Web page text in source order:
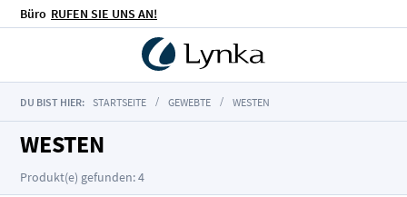
Büro RUFEN SIE UNS AN!
DU BIST HIER: STARTSEITE GEWEBTE WESTEN
WESTEN
Produkt(e) gefunden: 4